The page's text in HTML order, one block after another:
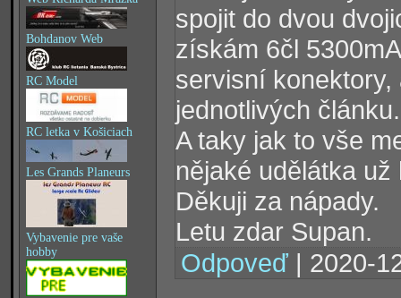
Bohdanov Web
RC Model
RC letka v Košiciach
Les Grands Planeurs
Vybavenie pre vaše
hobby
spojit do dvou
získám 6čl
servisní
jednotlivých článku.
A taky jak to vše
nějaké udělátka
Děkuji za nápady.
Letu zdar Supan.
Odpoveď | 2020-